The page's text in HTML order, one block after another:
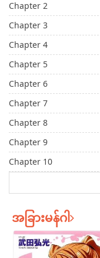
Chapter 2
Chapter 3
Chapter 4
Chapter 5
Chapter 6
Chapter 7
Chapter 8
Chapter 9
Chapter 10
အခြားမန်ဂါ